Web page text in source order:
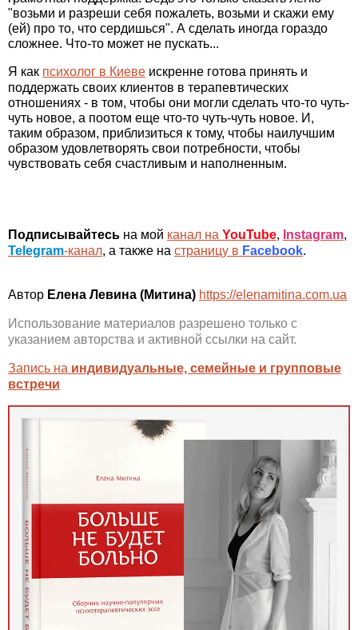
"возьми и разреши себя пожалеть, возьми и скажи ему
(ей) про то, что сердишься". А сделать иногда гораздо
сложнее. Что-то может не пускать...
Я как психолог в Киеве искренне готова принять и
поддержать своих клиентов в терапевтических
отношениях - в том, чтобы они могли сделать что-то чуть-
чуть новое, а поотом еще что-то чуть-чуть новое. И,
таким образом, приблизиться к тому, чтобы наилучшим
образом удовлетворять свои потребности, чтобы
чувствовать себя счастливым и наполненным.
Подписывайтесь на мой канал на YouTube, Instagram,
Telegram-канал, а также на страницу в Facebook.
Автор Елена Левина (Митина) https://elenamitina.com.ua
Использование материалов разрешено только с
указанием авторства и активной ссылки на сайт.
Запись на индивидуальные, семейные и групповые
встречи